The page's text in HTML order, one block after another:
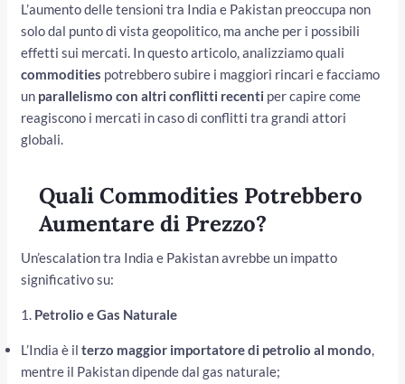
L’aumento delle tensioni tra India e Pakistan preoccupa non
solo dal punto di vista geopolitico, ma anche per i possibili
effetti sui mercati. In questo articolo, analizziamo quali
commodities potrebbero subire i maggiori rincari e facciamo
un parallelismo con altri conflitti recenti per capire come
reagiscono i mercati in caso di conflitti tra grandi attori
globali.
Quali Commodities Potrebbero
Aumentare di Prezzo?
Un’escalation tra India e Pakistan avrebbe un impatto
significativo su:
1. Petrolio e Gas Naturale
L’India è ilterzo maggior importatore di petrolio al mondo,
mentre il Pakistan dipende dal gas naturale;